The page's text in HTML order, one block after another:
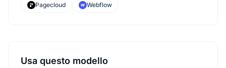
Pagecloud Webflow
Usa questo modello